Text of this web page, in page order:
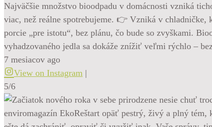
Najväčšie množstvo bioodpadu v domácnosti vzniká
viac, než reálne spotrebujeme. 👉 Vzniká v
porcie „pre istotu“, bez plánu, čo bude so zvyškami.
vyhadzovaného jedla sa dokáže znížiť veľmi rýchlo –
7 mesiacov ago
View on Instagram |
5/6